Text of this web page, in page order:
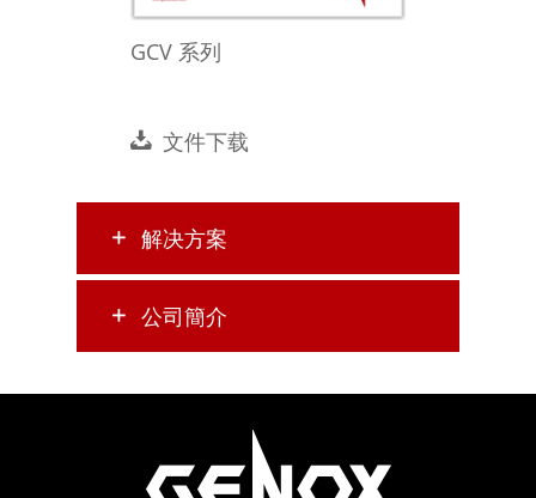
GCV 系列
文件下载
解决方案
公司簡介